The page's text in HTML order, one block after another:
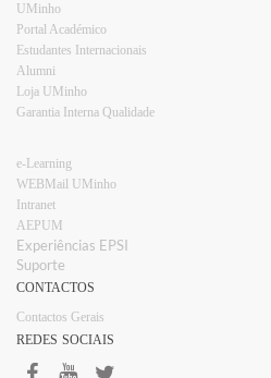
UMinho
Portal Académico
Estudantes Internacionais​​
Alumni
Loja UMinho​
Garantia Interna Qualidade
e-Learning
WEBMail UMinho
Intranet
AEPUM​
Experiências EPSI​​
Suporte
CONTACTOS
Contactos Gerais
REDES SOCIAIS